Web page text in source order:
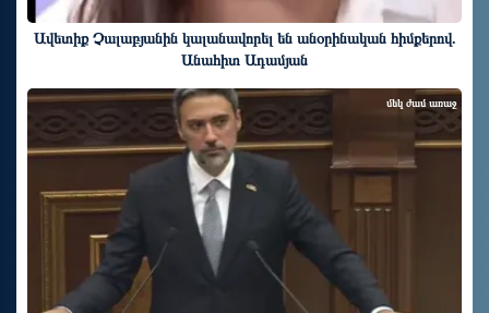
Ավետիք Չալաբյանին կալանավորել են անօրինական հիմքերով.
Անահիտ Ադամյան
մեկ ժամ առաջ